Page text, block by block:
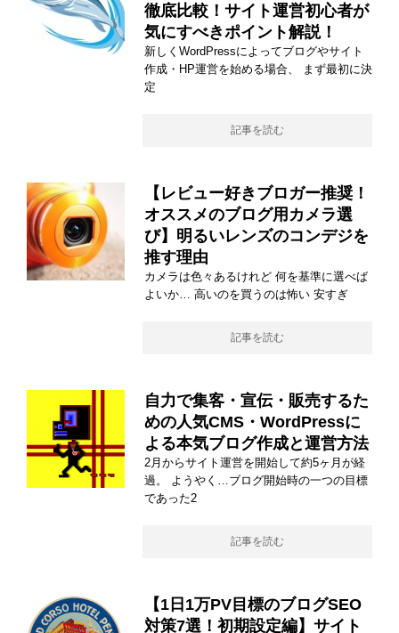
徹底比較！サイト運営初心者が
気にすべきポイント解説！
新しくWordPressによってブログやサイト
作成・HP運営を始める場合、 まず最初に決
定
記事を読む
【レビュー好きブロガー推奨！
オススメのブログ用カメラ選
び】明るいレンズのコンデジを
推す理由
カメラは色々あるけれど 何を基準に選べば
よいか… 高いのを買うのは怖い 安すぎ
記事を読む
自力で集客・宣伝・販売するた
めの人気CMS・WordPressに
よる本気ブログ作成と運営方法
2月からサイト運営を開始して約5ヶ月が経
過。 ようやく…ブログ開始時の一つの目標
であった2
記事を読む
【1日1万PV目標のブログSEO
対策7選！初期設定編】サイト